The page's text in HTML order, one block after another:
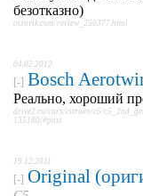
безотказно)
otzovik.com/review_250377.html
04.02.2012
[-] Bosch
Реально, хороший
drive2.ru/cars/citroen/c5/
135180/#post
19.12.2011
[-] Original